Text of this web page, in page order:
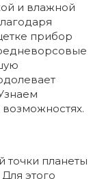
и влажной
прибор
точки планеты
этого